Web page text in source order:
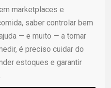
marketplaces e
saber controlar bem
— e muito — a tomar
é preciso cuidar do
estoques e garantir